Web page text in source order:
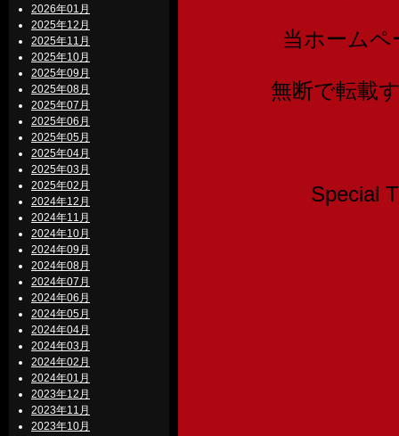
2026年01月
2025年12月
2025年11月
2025年10月
2025年09月
2025年08月
2025年07月
2025年06月
2025年05月
2025年04月
2025年03月
2025年02月
2024年12月
2024年11月
2024年10月
2024年09月
2024年08月
2024年07月
2024年06月
2024年05月
2024年04月
2024年03月
2024年02月
2024年01月
2023年12月
2023年11月
2023年10月
当ホーム
無断で転載
Special